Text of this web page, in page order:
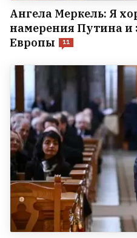
Ангела Меркель: Я
намерения Путина и
Европы
11